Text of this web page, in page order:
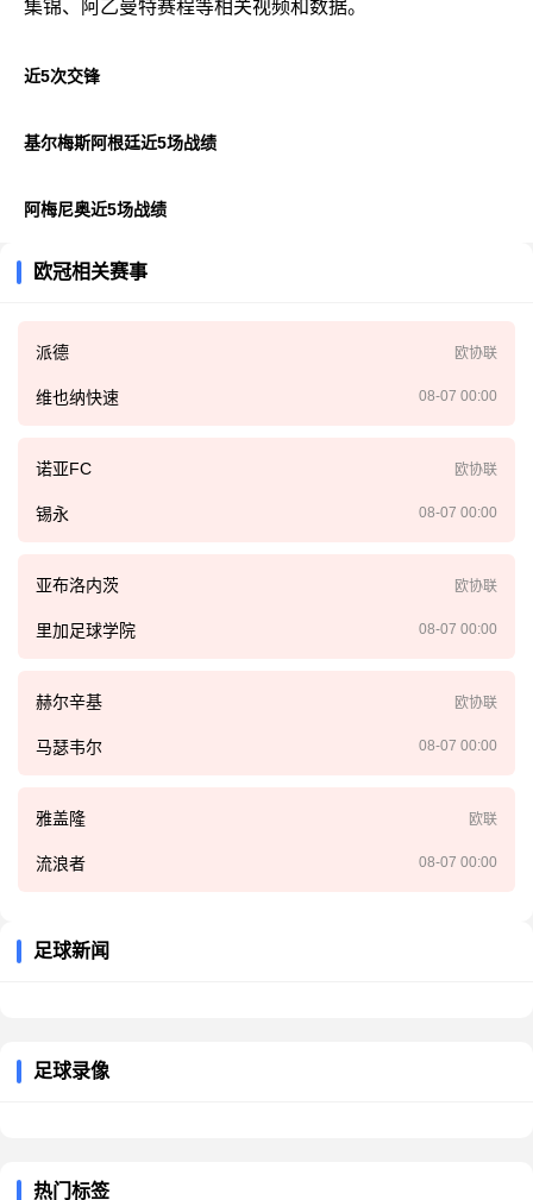
集锦、阿乙曼特赛程等相关视频和数据。
近5次交锋
基尔梅斯阿根廷近5场战绩
阿梅尼奥近5场战绩
欧冠相关赛事
派德 欧协联
维也纳快速 08-07 00:00
诺亚FC 欧协联
锡永 08-07 00:00
亚布洛内茨 欧协联
里加足球学院 08-07 00:00
赫尔辛基 欧协联
马瑟韦尔 08-07 00:00
雅盖隆 欧联
流浪者 08-07 00:00
足球新闻
足球录像
热门标签